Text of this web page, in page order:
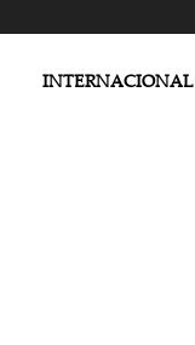
INTERNACIONAL